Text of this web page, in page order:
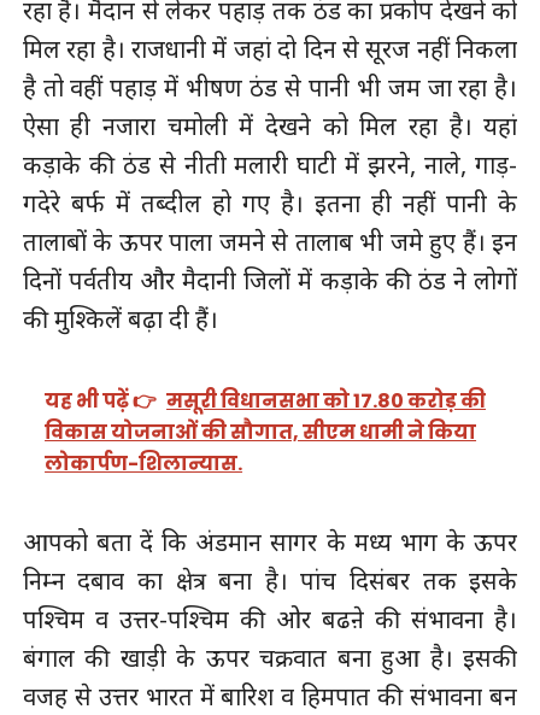
रहा है। मैदान से लेकर पहाड़ तक ठंड का प्रकोप देखने को
मिल रहा है। राजधानी में जहां दो दिन से सूरज नहीं निकला
है तो वहीं पहाड़ में भीषण ठंड से पानी भी जम जा रहा है।
ऐसा ही नजारा चमोली में देखने को मिल रहा है। यहां
कड़ाके की ठंड से नीती मलारी घाटी में झरने, नाले, गाड़-
गदेरे बर्फ में तब्दील हो गए है। इतना ही नहीं पानी के
तालाबों के ऊपर पाला जमने से तालाब भी जमे हुए हैं। इन
दिनों पर्वतीय और मैदानी जिलों में कड़ाके की ठंड ने लोगों
की मुश्किलें बढ़ा दी हैं।
यह भी पढ़ें 👉 मसूरी विधानसभा को 17.80 करोड़ की
विकास योजनाओं की सौगात, सीएम धामी ने किया
लोकार्पण-शिलान्यास.
आपको बता दें कि अंडमान सागर के मध्य भाग के ऊपर
निम्न दबाव का क्षेत्र बना है। पांच दिसंबर तक इसके
पश्चिम व उत्तर-पश्चिम की ओर बढऩे की संभावना है।
बंगाल की खाड़ी के ऊपर चक्रवात बना हुआ है। इसकी
वजह से उत्तर भारत में बारिश व हिमपात की संभावना बन